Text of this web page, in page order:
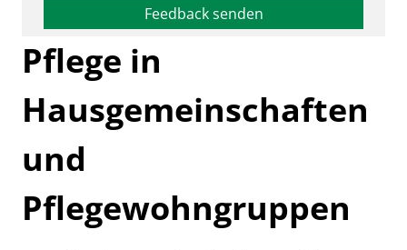
Feedback senden
Pflege in
Hausgemeinschaften
und
Pflegewohngruppen